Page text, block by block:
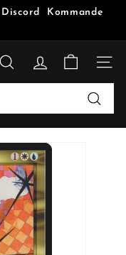
Discord
Kommande
SÖK
Sök